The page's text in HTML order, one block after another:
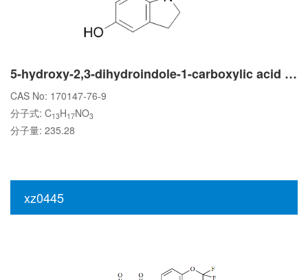
5-hydroxy-2,3-dihydroindole-1-carboxylic acid tert-butyl ester
CAS No: 170147-76-9
分子式: C13H17NO3
分子量: 235.28
xz0445